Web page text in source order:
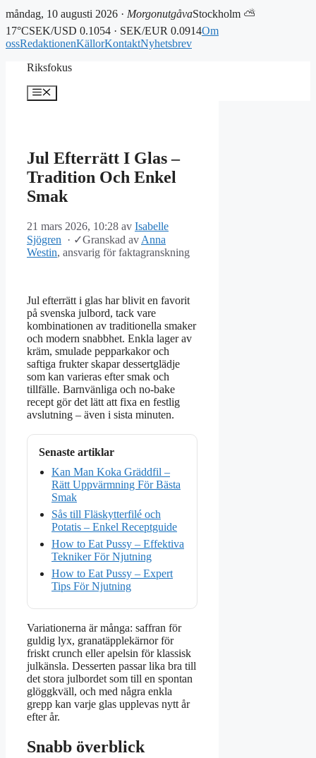
måndag, 10 augusti 2026 · MorgonutgåvaStockholm ⛅
17°CSEK/USD 0.1054 · SEK/EUR 0.0914Om
ossRedaktionenKällorKontaktNyhetsbrev
Riksfokus
Meny
Jul Efterrätt I Glas –
Tradition Och Enkel
Smak
21 mars 2026, 10:28 av Isabelle
Sjögren
· ✓Granskad av Anna
Westin, ansvarig för faktagranskning
Jul efterrätt i glas har blivit en favorit
på svenska julbord, tack vare
kombinationen av traditionella smaker
och modern snabbhet. Enkla lager av
kräm, smulade pepparkakor och
saftiga frukter skapar dessertglädje
som kan varieras efter smak och
tillfälle. Barnvänliga och no-bake
recept gör det lätt att fixa en festlig
avslutning – även i sista minuten.
Senaste artiklar
Kan Man Koka Gräddfil –
Rätt Uppvärmning För Bästa
Smak
Sås till Fläskytterfilé och
Potatis – Enkel Receptguide
How to Eat Pussy – Effektiva
Tekniker För Njutning
How to Eat Pussy – Expert
Tips För Njutning
Variationerna är många: saffran för
guldig lyx, granatäpplekärnor för
friskt crunch eller apelsin för klassisk
julkänsla. Desserten passar lika bra till
det stora julbordet som till en spontan
glöggkväll, och med några enkla
grepp kan varje glas upplevas nytt år
efter år.
Snabb överblick